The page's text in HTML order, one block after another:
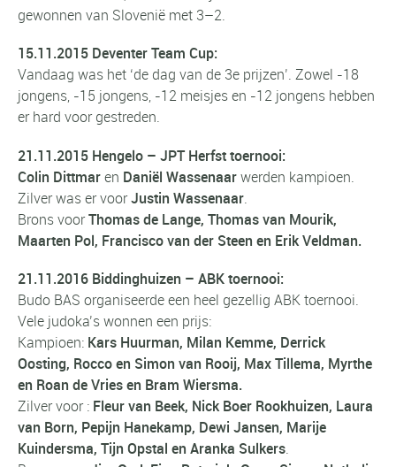
gewonnen van Slovenië met 3–2.
15.11.2015 Deventer Team Cup:
Vandaag was het ‘de dag van de 3e prijzen’. Zowel -18
jongens, -15 jongens, -12 meisjes en -12 jongens hebben
er hard voor gestreden.
21.11.2015 Hengelo – JPT Herfst toernooi:
Colin Dittmaren Daniël Wassenaarwerden kampioen.
Zilver was er voorJustin Wassenaar.
Brons voorThomas de Lange, Thomas van Mourik,
Maarten Pol, Francisco van der Steen en Erik Veldman.
21.11.2016 Biddinghuizen – ABK toernooi:
Budo BAS organiseerde een heel gezellig ABK toernooi.
Vele judoka’s wonnen een prijs:
Kampioen: Kars Huurman, Milan Kemme, Derrick
Oosting, Rocco en Simon van Rooij, Max Tillema, Myrthe
en Roan de Vries en Bram Wiersma.
Zilver voor : Fleur van Beek, Nick Boer Rookhuizen, Laura
van Born, Pepijn Hanekamp, Dewi Jansen, Marije
Kuindersma, Tijn Opstal en Aranka Sulkers.